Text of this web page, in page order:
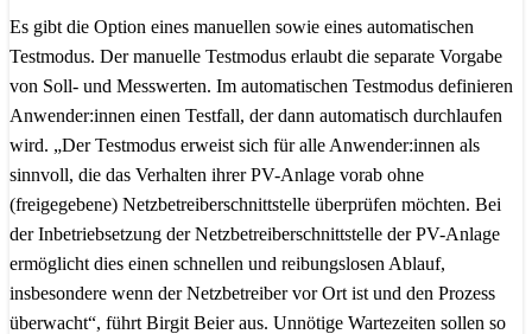
Es gibt die Option eines manuellen sowie eines automatischen
Testmodus. Der manuelle Testmodus erlaubt die separate Vorgabe
von Soll- und Messwerten. Im automatischen Testmodus definieren
Anwender:innen einen Testfall, der dann automatisch durchlaufen
wird. „Der Testmodus erweist sich für alle Anwender:innen als
sinnvoll, die das Verhalten ihrer PV-Anlage vorab ohne
(freigegebene) Netzbetreiberschnittstelle überprüfen möchten. Bei
der Inbetriebsetzung der Netzbetreiberschnittstelle der PV-Anlage
ermöglicht dies einen schnellen und reibungslosen Ablauf,
insbesondere wenn der Netzbetreiber vor Ort ist und den Prozess
überwacht“, führt Birgit Beier aus. Unnötige Wartezeiten sollen so